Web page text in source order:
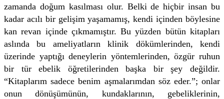
zamanda doğum kasılması olur. Belki de hiçbir insan bu
kadar acılı bir gelişim yaşamamış, kendi içinden böylesine
kan revan içinde çıkmamıştır. Bu yüzden bütün kitapları
aslında bu ameliyatların klinik dökümlerinden, kendi
üzerinde yaptığı deneylerin yöntemlerinden, özgür ruhun
bir tür ebelik öğretilerinden başka bir şey değildir.
“Kitaplarım sadece benim aşmalarımdan söz eder.”; onlar
onun dönüşümünün, kundaklarının, gebeliklerinin,